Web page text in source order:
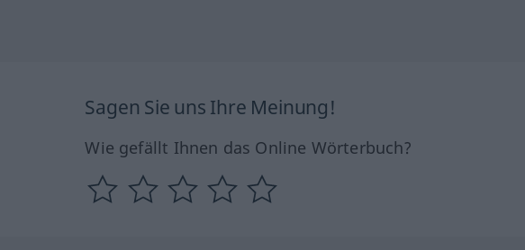
Sagen Sie uns Ihre Meinung!
Wie gefällt Ihnen das Online Wörterbuch?